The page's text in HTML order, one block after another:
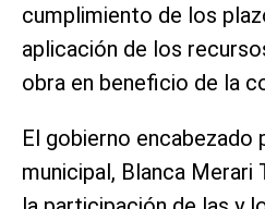
cumplimiento de los
aplicación de los
obra en beneficio de la
El gobierno encabezado
municipal, Blanca Merari